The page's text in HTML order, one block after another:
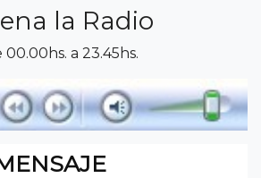
la Radio
00.00hs. a 23.45hs.